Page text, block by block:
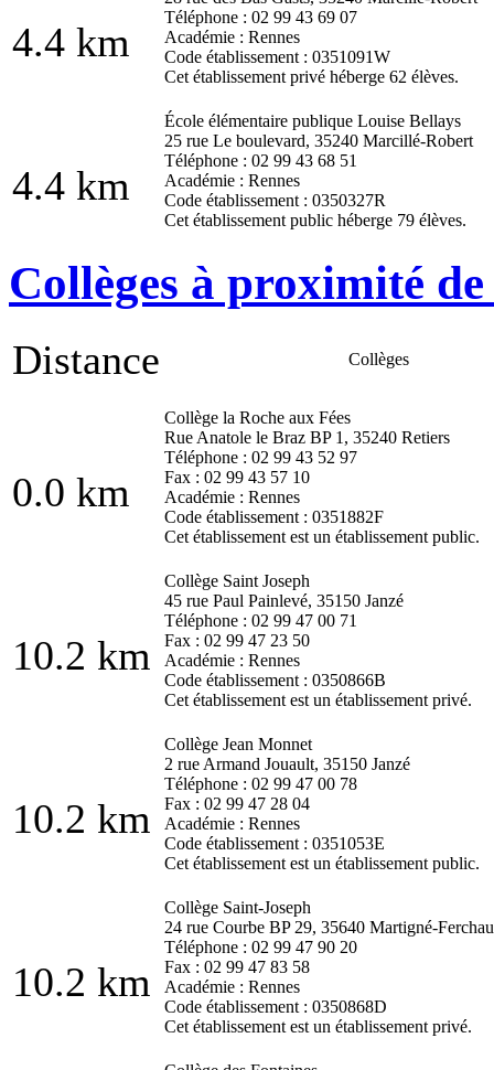
4.4 km
Téléphone : 02 99 43 69 07
Académie : Rennes
Code établissement : 0351091W
Cet établissement privé héberge 62 élèves.
4.4 km
École élémentaire publique Louise Bellays
25 rue Le boulevard, 35240 Marcillé-Robert
Téléphone : 02 99 43 68 51
Académie : Rennes
Code établissement : 0350327R
Cet établissement public héberge 79 élèves.
Collèges à proximité
Distance Collèges
0.0 km
Collège la Roche aux Fées
Rue Anatole le Braz BP 1, 35240 Retiers
Téléphone : 02 99 43 52 97
Fax : 02 99 43 57 10
Académie : Rennes
Code établissement : 0351882F
Cet établissement est un établissement public.
10.2 km
Collège Saint Joseph
45 rue Paul Painlevé, 35150 Janzé
Téléphone : 02 99 47 00 71
Fax : 02 99 47 23 50
Académie : Rennes
Code établissement : 0350866B
Cet établissement est un établissement privé.
10.2 km
Collège Jean Monnet
2 rue Armand Jouault, 35150 Janzé
Téléphone : 02 99 47 00 78
Fax : 02 99 47 28 04
Académie : Rennes
Code établissement : 0351053E
Cet établissement est un établissement public.
10.2 km
Collège Saint-Joseph
24 rue Courbe BP 29, 35640 Martigné-
Téléphone : 02 99 47 90 20
Fax : 02 99 47 83 58
Académie : Rennes
Code établissement : 0350868D
Cet établissement est un établissement privé.